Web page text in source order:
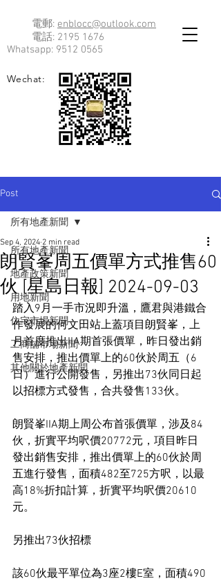
電郵: enblocc@outlook.com
電話: 2195 1676
Whatsapp: 9512 0565
Wechat:
Post
所有地產新聞
地產政策新聞
用地新聞
住宅市場新聞
工商舖市場新聞
其他關於地產新聞
所有地產新聞
朗賢峯周五價單方式推售60
伙 [星島日報] 2024-09-03
Sep 4, 2024 2 min read
踏入9月一手市況即升溫，鷹君與港鐵合
作發展的何文田站上蓋項目朗賢峯，上
月首度推出IIA期首張價單，昨日發出銷
售安排，推出價單上的60伙於周五（6
日）進行公開發售，另推出73伙同日起
以招標方式發售，合共發售133伙。
朗賢峯IIA期上周公布首張價單，涉及84
伙，折實平均呎價20772元，項目昨日
發出銷售安排，推出價單上的60伙於周
五進行發售，面積482至725方呎，以最
高18%折扣計算，折實平均呎價20610
元。
另推出73伙招標
該60伙最平單位為3座2樓E室，面積490